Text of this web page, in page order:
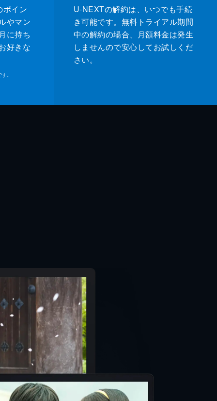
ポイン
やマン
に持ち
好きな
。
U-NEXTの解約は、いつでも手続
き可能です。無料トライアル期間
中の解約の場合、月額料金は発生
しませんので安心してお試しくだ
さい。